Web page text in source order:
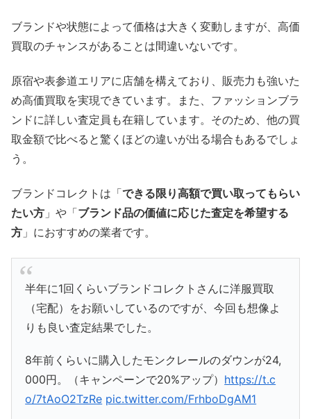
ブランドや状態によって価格は大きく変動しますが、高価
買取のチャンスがあることは間違いないです。
原宿や表参道エリアに店舗を構えており、販売力も強いた
め高価買取を実現できています。また、ファッションブラ
ンドに詳しい査定員も在籍しています。そのため、他の買
取金額で比べると驚くほどの違いが出る場合もあるでしょ
う。
ブランドコレクトは「できる限り高額で買い取ってもらい
たい方 」や「ブランド品の価値に応じた査定を希望する
方 」におすすめの業者です。
半年に1回くらいブランドコレクトさんに洋服買取
（宅配）をお願いしているのですが、今回も想像よ
りも良い査定結果でした。
8年前くらいに購入したモンクレールのダウンが24,
000円。（キャンペーンで20%アップ） https://t.c
o/7tAoO2TzRe pic.twitter.com/FrhboDgAM1